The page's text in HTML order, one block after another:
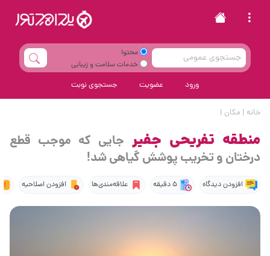
محتوا
خدمات سلامت و زیبایی
ورود عضویت جستجوی نوبت
خانه | مکان |
منطقه تفریحی جفیر جایی که موجب قطع
درختان و تخریب پوشش گیاهی شد!
افزودن دیدگاه 5 دقیقه علاقه‌مندی‌ها افزودن اصلاحیه